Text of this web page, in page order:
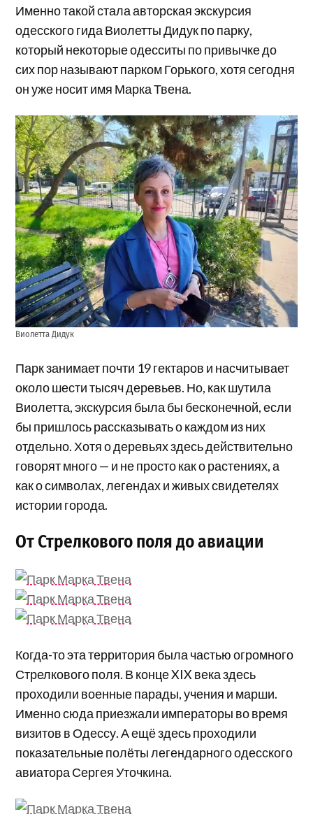
Именно такой стала авторская экскурсия
одесского гида Виолетты Дидук по парку,
который некоторые одесситы по привычке до
сих пор называют парком Горького, хотя сегодня
он уже носит имя Марка Твена.
Виолетта Дидук
Парк занимает почти 19 гектаров и насчитывает
около шести тысяч деревьев. Но, как шутила
Виолетта, экскурсия была бы бесконечной, если
бы пришлось рассказывать о каждом из них
отдельно. Хотя о деревьях здесь действительно
говорят много — и не просто как о растениях, а
как о символах, легендах и живых свидетелях
истории города.
От Стрелкового поля до авиации
Когда-то эта территория была частью огромного
Стрелкового поля. В конце XIX века здесь
проходили военные парады, учения и марши.
Именно сюда приезжали императоры во время
визитов в Одессу. А ещё здесь проходили
показательные полёты легендарного одесского
авиатора Сергея Уточкина.